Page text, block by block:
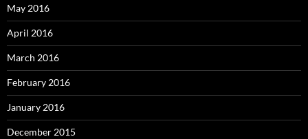
May 2016
April 2016
March 2016
February 2016
January 2016
December 2015